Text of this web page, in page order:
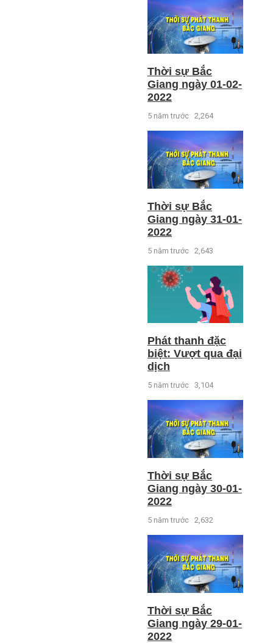
Thời sự Bắc
Giang ngày 01-02-
2022
5 năm trước 2,264
Thời sự Bắc
Giang ngày 31-01-
2022
5 năm trước 2,643
Phát thanh đặc
biệt: Vượt qua đại
dịch
5 năm trước 3,104
Thời sự Bắc
Giang ngày 30-01-
2022
5 năm trước 2,632
Thời sự Bắc
Giang ngày 29-01-
2022